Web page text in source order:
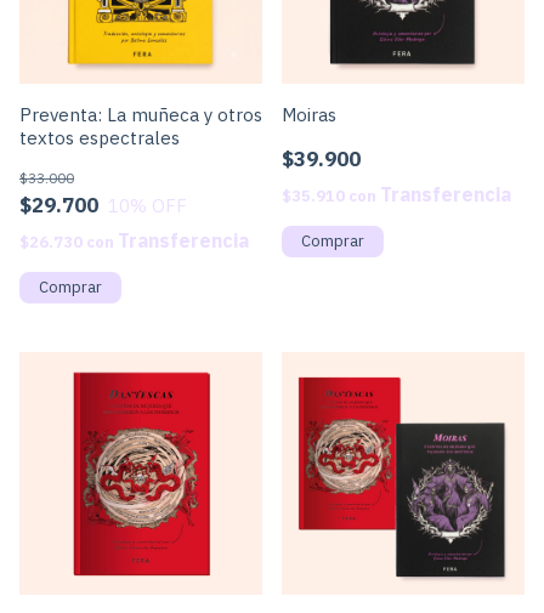
Preventa: La muñeca y otros
textos espectrales
$29.700
$33.000
10% OFF
$26.730 con
Moiras
$39.900
$35.910 con